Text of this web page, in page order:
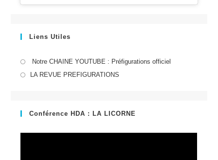
Liens Utiles
Notre CHAINE YOUTUBE : Préfigurations officiel
LA REVUE PREFIGURATIONS
nouvel
Conférence HDA : LA LICORNE